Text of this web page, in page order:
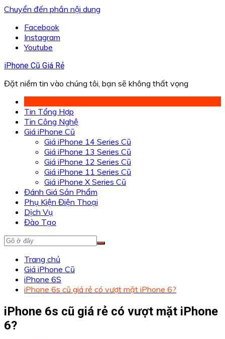
Chuyển đến phần nội dung
Facebook
Instagram
Youtube
iPhone Cũ Giá Rẻ
Đặt niềm tin vào chúng tôi, bạn sẽ không thất vọng
Tin Tổng Hợp
Tin Công Nghệ
Giá iPhone Cũ
Giá iPhone 14 Series Cũ
Giá iPhone 13 Series Cũ
Giá iPhone 12 Series Cũ
Giá iPhone 11 Series Cũ
Giá iPhone X Series Cũ
Đánh Giá Sản Phẩm
Phụ Kiện Điện Thoại
Dịch Vụ
Đào Tạo
Trang chủ
Giá iPhone Cũ
iPhone 6S
iPhone 6s cũ giá rẻ có vượt mặt iPhone 6?
iPhone 6s cũ giá rẻ có vượt mặt iPhone
6?